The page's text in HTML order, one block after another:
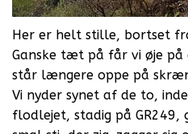
Her er helt stille, bortset
Ganske tæt på får vi øje på
står længere oppe på
Vi nyder synet af de to,
flodlejet, stadig på